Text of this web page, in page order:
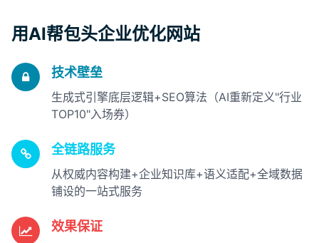
用AI帮包头企业优化网站
技术壁垒
生成式引擎底层逻辑+SEO算法（AI重新定义"行业
TOP10"入场券）
全链路服务
从权威内容构建+企业知识库+语义适配+全域数据
铺设的一站式服务
效果保证